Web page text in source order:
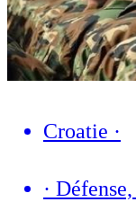
Croatie ·
·